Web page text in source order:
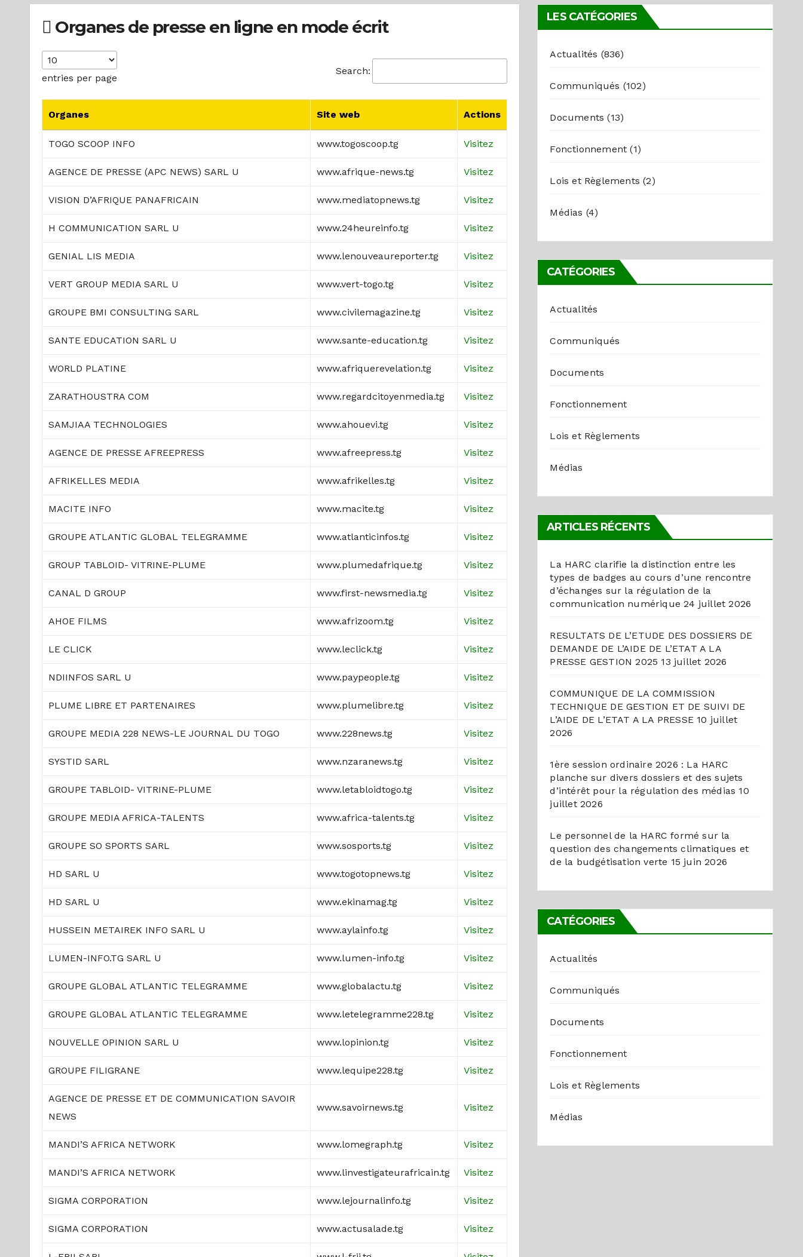
Organes de presse en ligne en mode écrit
entries per page
Search:
Organes Site web Actions
TOGO SCOOP INFO www.togoscoop.tg Visitez
AGENCE DE PRESSE (APC NEWS) SARL U www.afrique-news.tg Visitez
VISION D’AFRIQUE PANAFRICAIN www.mediatopnews.tg Visitez
H COMMUNICATION SARL U www.24heureinfo.tg Visitez
GENIAL LIS MEDIA www.lenouveaureporter.tg Visitez
VERT GROUP MEDIA SARL U www.vert-togo.tg Visitez
GROUPE BMI CONSULTING SARL www.civilemagazine.tg Visitez
SANTE EDUCATION SARL U www.sante-education.tg Visitez
WORLD PLATINE www.afriquerevelation.tg Visitez
ZARATHOUSTRA COM www.regardcitoyenmedia.tg Visitez
SAMJIAA TECHNOLOGIES www.ahouevi.tg Visitez
AGENCE DE PRESSE AFREEPRESS www.afreepress.tg Visitez
AFRIKELLES MEDIA www.afrikelles.tg Visitez
MACITE INFO www.macite.tg Visitez
GROUPE ATLANTIC GLOBAL TELEGRAMME www.atlanticinfos.tg Visitez
GROUP TABLOID- VITRINE-PLUME www.plumedafrique.tg Visitez
CANAL D GROUP www.first-newsmedia.tg Visitez
AHOE FILMS www.afrizoom.tg Visitez
LE CLICK www.leclick.tg Visitez
NDIINFOS SARL U www.paypeople.tg Visitez
PLUME LIBRE ET PARTENAIRES www.plumelibre.tg Visitez
GROUPE MEDIA 228 NEWS-LE JOURNAL DU TOGO www.228news.tg Visitez
SYSTID SARL www.nzaranews.tg Visitez
GROUPE TABLOID- VITRINE-PLUME www.letabloidtogo.tg Visitez
GROUPE MEDIA AFRICA-TALENTS www.africa-talents.tg Visitez
GROUPE SO SPORTS SARL www.sosports.tg Visitez
HD SARL U www.togotopnews.tg Visitez
HD SARL U www.ekinamag.tg Visitez
HUSSEIN METAIREK INFO SARL U www.aylainfo.tg Visitez
LUMEN-INFO.TG SARL U www.lumen-info.tg Visitez
GROUPE GLOBAL ATLANTIC TELEGRAMME www.globalactu.tg Visitez
GROUPE GLOBAL ATLANTIC TELEGRAMME www.letelegramme228.tg Visitez
NOUVELLE OPINION SARL U www.lopinion.tg Visitez
GROUPE FILIGRANE www.lequipe228.tg Visitez
AGENCE DE PRESSE ET DE COMMUNICATION SAVOIR
NEWS
www.savoirnews.tg Visitez
MANDI’S AFRICA NETWORK www.lomegraph.tg Visitez
MANDI’S AFRICA NETWORK www.linvestigateurafricain.tg Visitez
SIGMA CORPORATION www.lejournalinfo.tg Visitez
SIGMA CORPORATION www.actusalade.tg Visitez
LES CATÉGORIES
Actualités (836)
Communiqués (102)
Documents (13)
Fonctionnement (1)
Lois et Règlements (2)
Médias (4)
CATÉGORIES
Actualités
Communiqués
Documents
Fonctionnement
Lois et Règlements
Médias
ARTICLES RÉCENTS
La HARC clarifie la distinction entre les
types de badges au cours d’une rencontre
d’échanges sur la régulation de la
communication numérique 24 juillet 2026
RESULTATS DE L’ETUDE DES DOSSIERS DE
DEMANDE DE L’AIDE DE L’ETAT A LA
PRESSE GESTION 2025 13 juillet 2026
COMMUNIQUE DE LA COMMISSION
TECHNIQUE DE GESTION ET DE SUIVI DE
L’AIDE DE L’ETAT A LA PRESSE 10 juillet
2026
1ère session ordinaire 2026 : La HARC
planche sur divers dossiers et des sujets
d’intérêt pour la régulation des médias 10
juillet 2026
Le personnel de la HARC formé sur la
question des changements climatiques et
de la budgétisation verte 15 juin 2026
CATÉGORIES
Actualités
Communiqués
Documents
Fonctionnement
Lois et Règlements
Médias